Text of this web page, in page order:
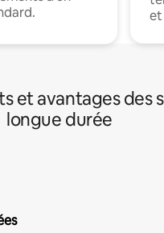
et
et avantages des
longue durée